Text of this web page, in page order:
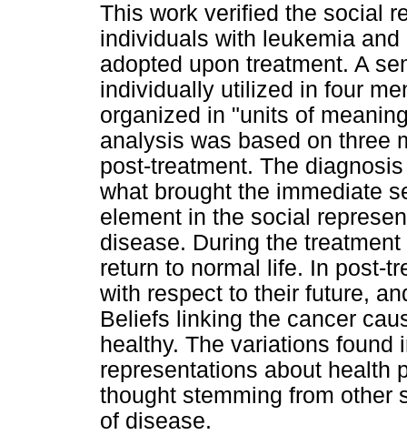
This work verified the social
individuals with leukemia
adopted upon treatment. A
individually utilized in four
organized in "units of
analysis was based on three
post-treatment. The
what brought the immediate
element in the social
disease. During the
return to normal life. In post-
with respect to their future,
Beliefs linking the cancer
healthy. The variations
representations about health
thought stemming from other
of disease.